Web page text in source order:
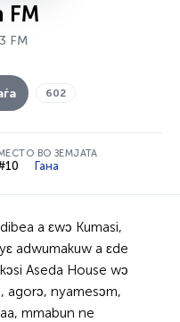
FM
FM
602
ВО ЗЕМЈАТА
Гана
a ɛwɔ Kumasi,
adwumakuw a ɛde
Aseda House wɔ
agorɔ, nyamesɔm,
mmabun ne